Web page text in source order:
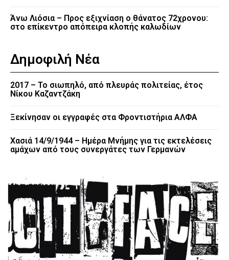
Άνω Λιόσια – Προς εξιχνίαση ο θάνατος 72χρονου:
στο επίκεντρο απόπειρα κλοπής καλωδίων
Δημοφιλή Νέα
2017 – Το σιωπηλό, από πλευράς πολιτείας, έτος
Νίκου Καζαντζάκη
Ξεκίνησαν οι εγγραφές στα Φροντιστήρια ΑΛΦΑ
Χασιά 14/9/1944 – Ημέρα Μνήμης για τις εκτελέσεις
αμάχων από τους συνεργάτες των Γερμανών